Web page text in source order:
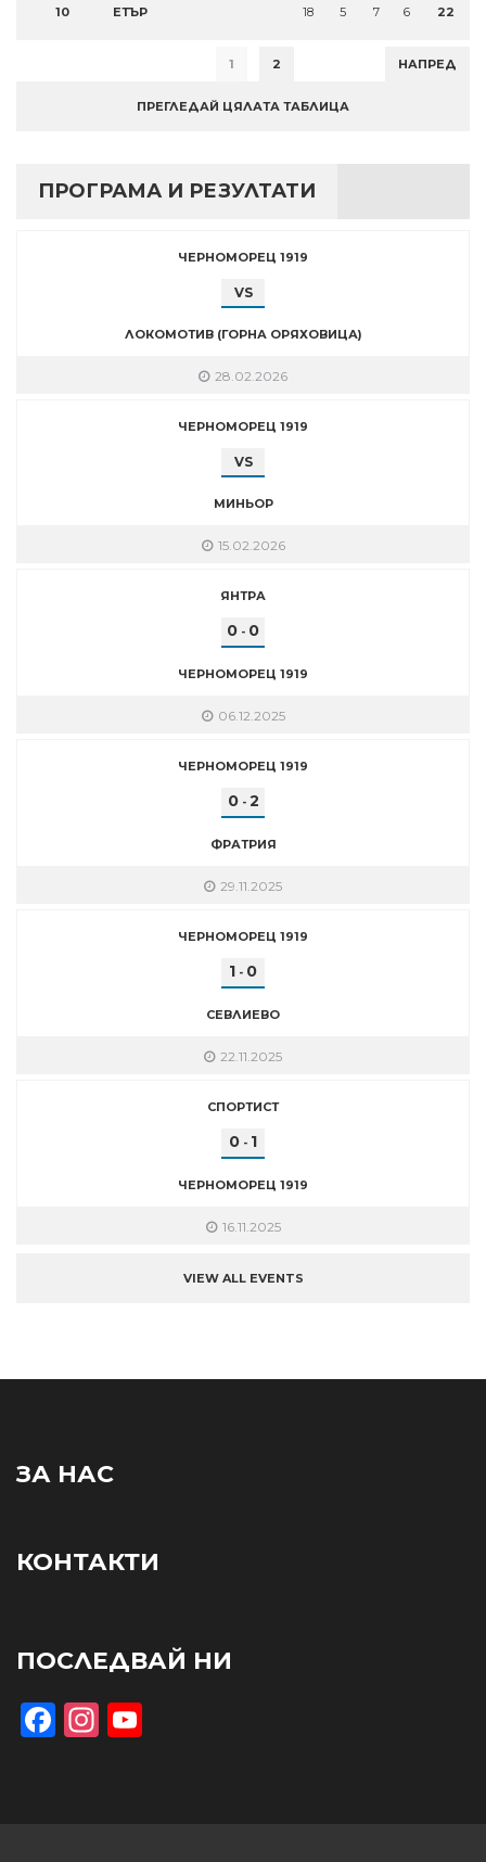
10 ЕТЪР 18 5 7 6 22
1 2 НАПРЕД
ПРЕГЛЕДАЙ ЦЯЛАТА ТАБЛИЦА
ПРОГРАМА И РЕЗУЛТАТИ
ЧЕРНОМОРЕЦ 1919
VS
ЛОКОМОТИВ (ГОРНА ОРЯХОВИЦА)
28.02.2026
ЧЕРНОМОРЕЦ 1919
VS
МИНЬОР
15.02.2026
ЯНТРА
0 - 0
ЧЕРНОМОРЕЦ 1919
06.12.2025
ЧЕРНОМОРЕЦ 1919
0- 2
ФРАТРИЯ
29.11.2025
ЧЕРНОМОРЕЦ 1919
1 - 0
СЕВЛИЕВО
22.11.2025
СПОРТИСТ
0 - 1
ЧЕРНОМОРЕЦ 1919
16.11.2025
VIEW ALL EVENTS
ЗА НАС
КОНТАКТИ
ПОСЛЕДВАЙ НИ
Facebook
Instagram